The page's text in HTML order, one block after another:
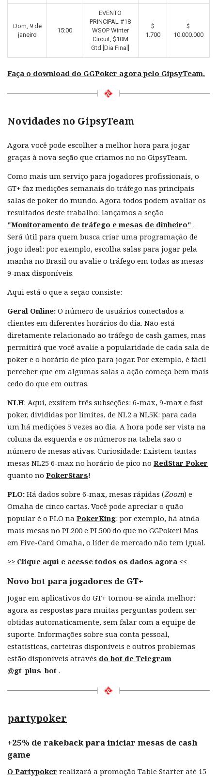
Dom, 9 de
janeiro
15:00
EVENTO
PRINCIPAL #18
WSOP Winter
Circuit, $10M
Gtd [Dia Final]
$
1.700
$
10.000.000
Faça o download do GGPoker agora pelo GipsyTeam.
Novidades no GipsyTeam
Agora você pode escolher a melhor hora para jogar
graças à nova seção que criamos no no GipsyTeam.
Como mais um serviço para jogadores profissionais, o
GT+ faz medições semanais do tráfego nas principais
salas de poker do mundo. Agora todos podem avaliar os
resultados deste trabalho: lançamos a seção
"Monitoramento de tráfego e mesas de dinheiro" .
Será útil para quem busca criar uma programação de
jogo ideal: por exemplo, escolha salas para jogar pela
manhã no Brasil ou avalie o tráfego em todas as mesas
9-max disponíveis.
Aqui está o que a seção consiste:
Geral Online: O número de usuários conectados a
clientes em diferentes horários do dia. Não está
diretamente relacionado ao tráfego de cash games, mas
permitirá que você avalie a popularidade de cada sala de
poker e o horário de pico para jogar. Por exemplo, é fácil
perceber que em algumas salas a ação começa bem mais
cedo do que em outras.
NLH: Aqui, exsitem três subseções: 6-max, 9-max e fast
poker, divididas por limites, de NL2 a NL5K: para cada
um há medições 5 vezes ao dia. A hora pode ser vista na
coluna da esquerda e os números na tabela são o
número de mesas ativas. Curiosidade: Existem tantas
mesas NL25 6-max no horário de pico no RedStar Poker
quanto no PokerStars!
PLO: Há dados sobre 6-max, mesas rápidas (Zoom) e
Omaha de cinco cartas. Você pode apreciar o quão
popular é o PLO na PokerKing: por exemplo, há ainda
mais mesas no PL200 e PL500 do que no GGPoker! Mas
em Five-Card Omaha, o líder de mercado não tem igual.
>> Clique aqui e acesse todos os dados agora <<
Novo bot para jogadores de GT+
Jogar em aplicativos do GT+ tornou-se ainda melhor:
agora as respostas para muitas perguntas podem ser
obtidas automaticamente, sem falar com a equipe de
suporte. Informações sobre sua conta pessoal,
estatísticas, carteiras disponíveis e outros problemas
estão disponíveis através do bot de Telegram
@gt_plus_bot .
partypoker
+25% de rakeback para iniciar mesas de cash
game
O Partypoker realizará a promoção Table Starter até 15